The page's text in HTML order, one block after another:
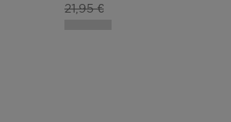
Prix du produit
21,95 €